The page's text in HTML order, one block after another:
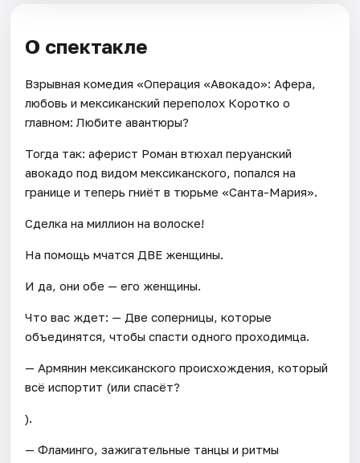
О спектакле
Взрывная комедия «Операция «Авокадо»: Афера,
любовь и мексиканский переполох Коротко о
главном: Любите авантюры?
Тогда так: аферист Роман втюхал перуанский
авокадо под видом мексиканского, попался на
границе и теперь гниёт в тюрьме «Санта-Мария».
Сделка на миллион на волоске!
На помощь мчатся ДВЕ женщины.
И да, они обе — его женщины.
Что вас ждет: — Две соперницы, которые
объединятся, чтобы спасти одного проходимца.
— Армянин мексиканского происхождения, который
всё испортит (или спасёт?
).
— Фламинго, зажигательные танцы и ритмы